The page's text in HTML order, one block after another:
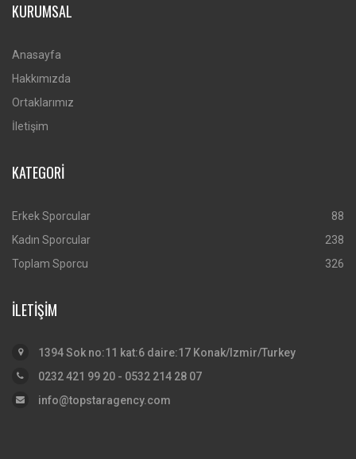
KURUMSAL
Anasayfa
Hakkımızda
Ortaklarımız
İletişim
KATEGORİ
Erkek Sporcular
88
Kadın Sporcular
238
Toplam Sporcu
326
İLETİŞİM
1394 Sok no:11 kat:6 daire:17 Konak/Izmir/Turkey
0232 421 99 20 - 0532 214 28 07
info@topstaragency.com